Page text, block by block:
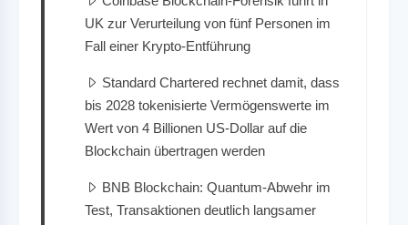
UK zur Verurteilung von fünf Personen im
Fall einer Krypto-Entführung
Standard Chartered rechnet damit, dass
bis 2028 tokenisierte Vermögenswerte im
Wert von 4 Billionen US-Dollar auf die
Blockchain übertragen werden
BNB Blockchain: Quantum-Abwehr im
Test, Transaktionen deutlich langsamer